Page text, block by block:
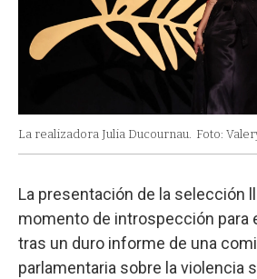
La realizadora Julia Ducournau. Foto:
La presentación de la selección
momento de introspección para
tras un duro informe de una
parlamentaria sobre la violencia